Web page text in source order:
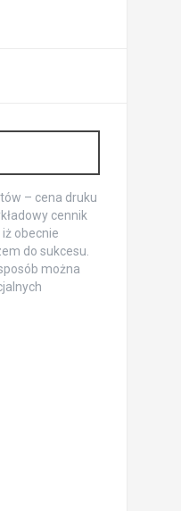
– cena druku
cennik
obecnie
do sukcesu.
można